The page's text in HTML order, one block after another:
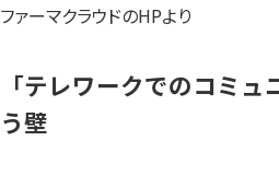
ファーマクラウドのHPより
「テレワークでのコミ
う壁